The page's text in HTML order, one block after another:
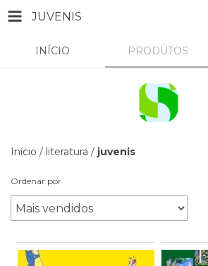
JUVENIS
INÍCIO PRODUTOS
Início / literatura / juvenis
Ordenar por